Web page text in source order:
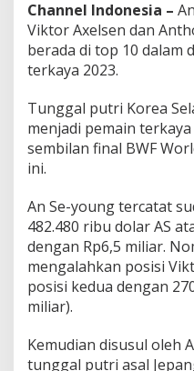
Channel Indonesia –
Viktor Axelsen dan
berada di top 10 dalam
terkaya 2023.
Tunggal putri Korea
menjadi pemain
sembilan final BWF
ini.
An Se-young tercatat
482.480 ribu dolar AS
dengan Rp6,5 miliar.
mengalahkan posisi
posisi kedua dengan
miliar).
Kemudian disusul oleh
tunggal putri asal